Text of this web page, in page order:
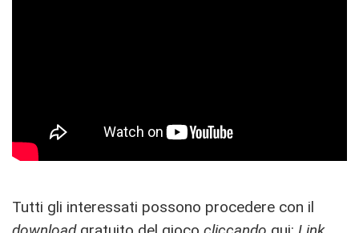
Tutti gli interessati possono procedere con il